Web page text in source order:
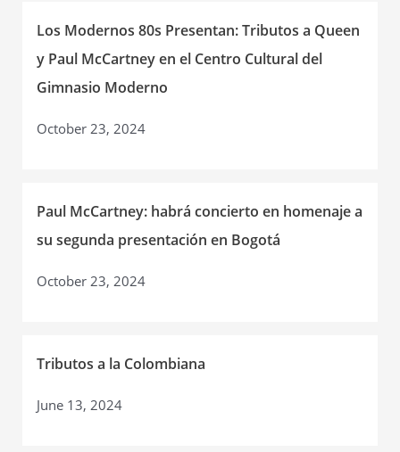
Los Modernos 80s Presentan: Tributos a Queen
y Paul McCartney en el Centro Cultural del
Gimnasio Moderno
October 23, 2024
Paul McCartney: habrá concierto en homenaje a
su segunda presentación en Bogotá
October 23, 2024
Tributos a la Colombiana
June 13, 2024